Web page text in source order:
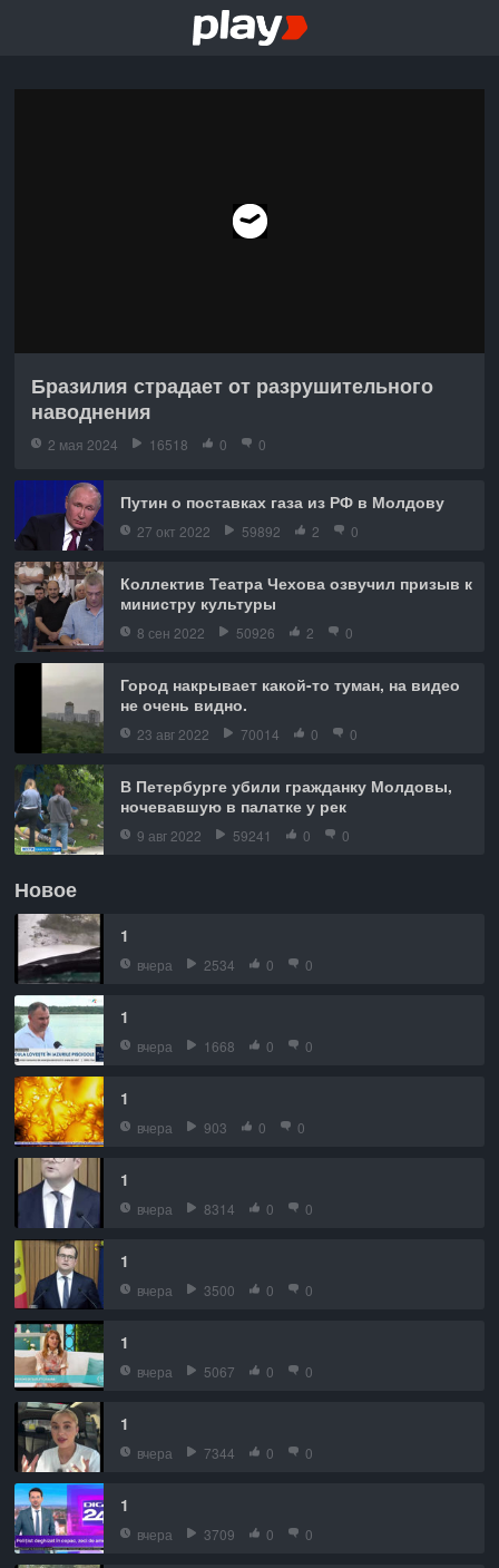
Бразилия страдает от разрушительного
наводнения
2 мая 2024 16518 0 0
Путин о поставках газа из РФ в Молдову
27 окт 2022 59892 2 0
Коллектив Театра Чехова озвучил призыв к
министру культуры
8 сен 2022 50926 2 0
Город накрывает какой-то туман, на видео
не очень видно.
23 авг 2022 70014 0 0
В Петербурге убили гражданку Молдовы,
ночевавшую в палатке у рек
9 авг 2022 59241 0 0
Новое
1
вчера 2534 0 0
1
вчера 1668 0 0
1
вчера 903 0 0
1
вчера 8314 0 0
1
вчера 3500 0 0
1
вчера 5067 0 0
1
вчера 7344 0 0
1
вчера 3709 0 0